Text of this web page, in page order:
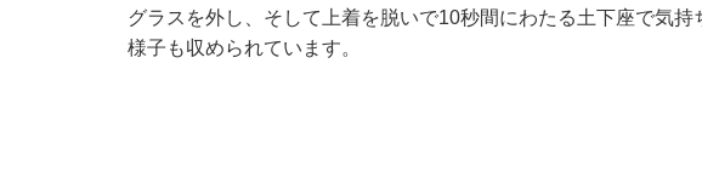
グラスを外し、そして上着を脱いで10秒間にわたる土下座で気持
様子も収められています。